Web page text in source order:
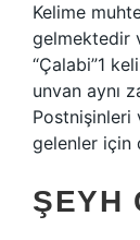
Kelime
gelmektedir
“Çalabi”1
unvan aynı
Postnişinleri
gelenler için
ŞEYH